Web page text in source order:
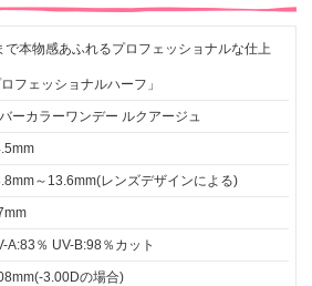
本物感あふれるプロフェッショナルな仕上
フェッショナルハーフ」
ーカラーワンデー ルクアージュ
～13.6mm(レンズデザインによる)
A:83％ UV-B:98％カット
3.00Dの場合)